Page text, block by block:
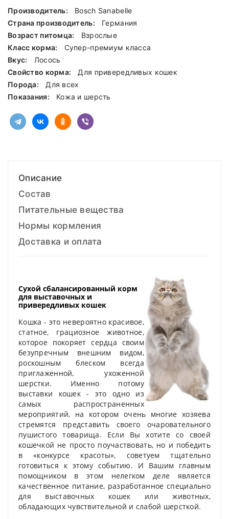
Производитель:
Bosch Sanabelle
Страна производитель:
Германия
Возраст питомца:
Взрослые
Класс корма:
Cупер-премиум класса
Вкус:
Лосось
Свойство корма:
Для привередливых кошек
Порода:
Для всех
Показания:
Кожа и шерсть
Описание
Состав
Питательные вещества
Нормы кормления
Доставка и оплата
Сухой сбалансированный корм
для выставочных и
привередливых кошек
Кошка - это невероятно красивое,
статное, грациозное животное,
которое покоряет сердца своим
безупречным внешним видом,
роскошным блеском всегда
приглаженной, ухоженной
шерстки. Именно потому
выставки кошек - это одно из
самых распространенных
мероприятий, на котором очень многие хозяева
стремятся представить своего очаровательного
пушистого товарища. Если Вы хотите со своей
кошечкой не просто поучаствовать, но и победить
в «конкурсе красоты», советуем тщательно
готовиться к этому событию. И Вашим главным
помощником в этом нелегком деле является
качественное питание, разработанное специально
для выставочных кошек или животных,
обладающих чувствительной и слабой шерсткой.